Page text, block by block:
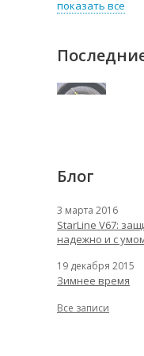
показать все
Блог
3 марта 2016
StarLine V67:
надежно и с
19 декабря 2015
Зимнее время
Все записи